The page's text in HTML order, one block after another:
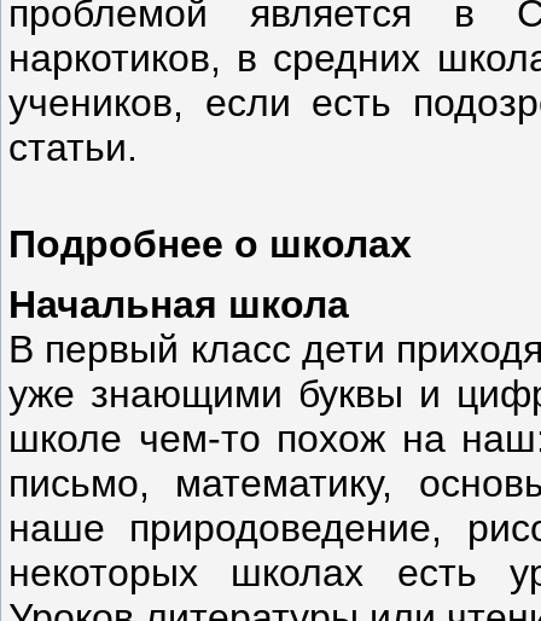
проблемой является в
наркотиков, в средних
учеников, если есть
статьи.
Подробнее о школах
Начальная школа
В первый класс дети
уже знающими буквы и
школе чем-то похож на
письмо, математику,
наше природоведение,
некоторых школах есть